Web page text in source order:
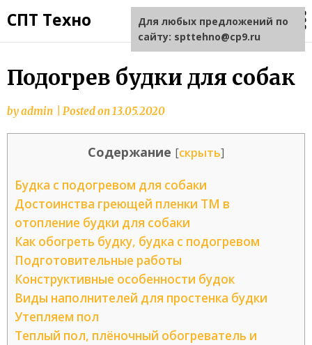
СПТ Техно
Подогрев будки для собак
byadmin Posted on13.05.2020
Содержание [скрыть]
Будка с подогревом для собаки
Достоинства греющей пленки ТМ в
отопление будки для собаки
Как обогреть будку, будка с подогревом
Подготовительные работы
Конструктивные особенности будок
Виды наполнителей для простенка будки
Утепляем пол
Теплый пол, плёночный обогреватель и
Для любых предложений по
сайту: spttehno@cp9.ru